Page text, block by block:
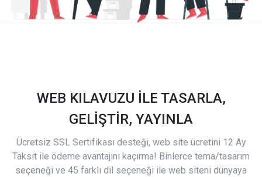
WEB KILAVUZU İLE TASARLA,
GELİŞTİR, YAYINLA
Ücretsiz SSL Sertifikası desteği, web site ücretini 12 Ay
Taksit ile ödeme avantajını kaçırma! Binlerce tema/tasarım
seçeneği ve 45 farklı dil seçeneği ile web siteni dünyaya